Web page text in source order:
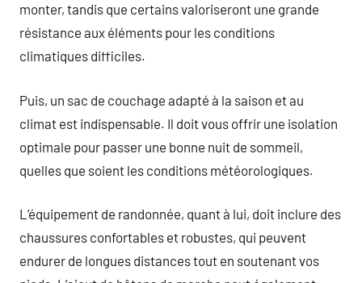
monter, tandis que certains valoriseront une grande
résistance aux éléments pour les conditions
climatiques difficiles.
Puis, un sac de couchage adapté à la saison et au
climat est indispensable. Il doit vous offrir une isolation
optimale pour passer une bonne nuit de sommeil,
quelles que soient les conditions météorologiques.
L’équipement de randonnée, quant à lui, doit inclure des
chaussures confortables et robustes, qui peuvent
endurer de longues distances tout en soutenant vos